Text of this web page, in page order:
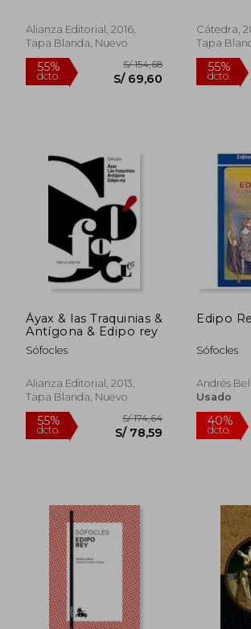
40%
dcto.
S/ 74,63
S/ 44,78
Alianza Editorial, 2016,
Tapa Blanda, Nuevo
Cátedra,
Tapa
Áyax & las Traquinias &
Antígona & Edipo rey
Sófocles
Alianza Editorial, 2013,
Tapa Blanda, Nuevo
Edipo
Sófocles
Andrés
Usado